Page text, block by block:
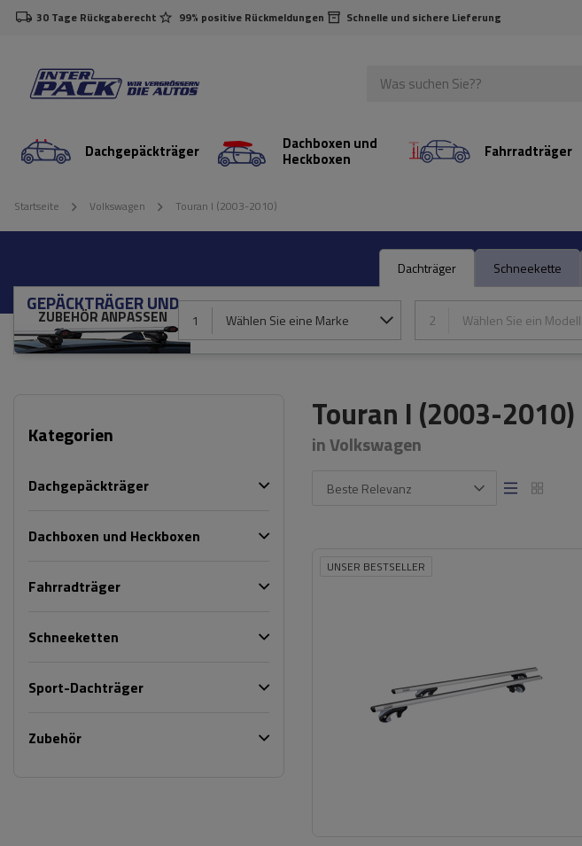
30 Tage Rückgaberecht 99% positive Rückmeldungen Schnelle und sichere Lieferung
Dachgepäckträger Dachboxen und
Heckboxen Fahrradträger
Startseite Volkswagen Touran I (2003-2010)
Dachträger Schneekette
GEPÄCKTRÄGER UND
ZUBEHÖR ANPASSEN 1 Wählen Sie eine Marke 2 Wählen Sie ein Modell
Kategorien
Dachgepäckträger
Dachboxen und Heckboxen
Fahrradträger
Schneeketten
Sport-Dachträger
Zubehör
Touran I (2003-2010)
in Volkswagen
Beste Relevanz
UNSER BESTSELLER